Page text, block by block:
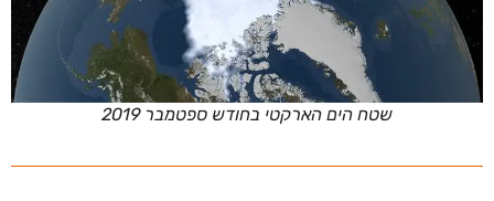
שטח הים הארקטי בחודש ספטמבר 2019